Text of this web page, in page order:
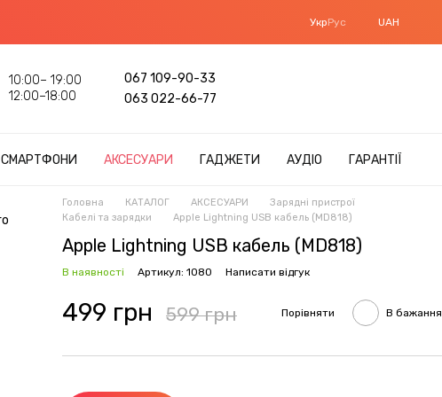
УкрРус UAH
10:00– 19:00
12:00–18:00
067 109-90-33
063 022-66-77
СМАРТФОНИ АКСЕСУАРИ ГАДЖЕТИ АУДІО ГАРАНТІЇ
Головна КАТАЛОГ АКСЕСУАРИ
Зарядні пристрої
Кабелі та зарядки
Apple Lightning USB кабель (MD818)
Apple Lightning USB кабель (MD818)
В наявності Артикул: 1080 Написати відгук
499 грн 599 грн Порівняти В бажання